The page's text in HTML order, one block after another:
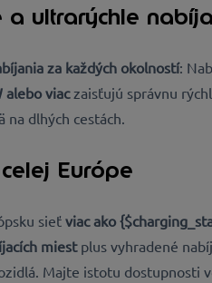
a ultrarýchle
za každých okolností:
alebo viaczaisťujú správnu
na dlhých cestách.
Európe
sieť viac ako
miestplus vyhradené
Majte istotu dostupnosti